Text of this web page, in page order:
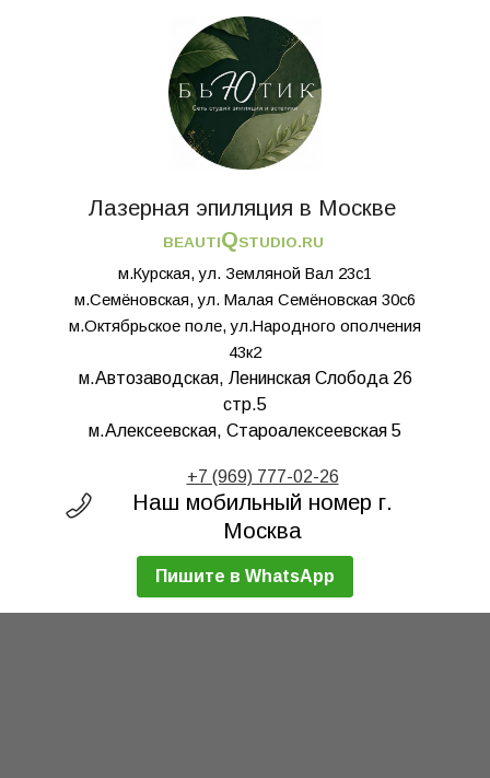
Лазерная эпиляция в Москве
BEAUTIQSTUDIO.RU
м.Курская, ул. Земляной Вал 23с1
м.Семёновская, ул. Малая Семёновская 30с6
м.Октябрьское поле, ул.Народного ополчения
43к2
м.Автозаводская, Ленинская Слобода 26
стр.5
м.Алексеевская, Староалексеевская 5
+7 (969) 777-02-26
Наш мобильный номер г.
Москва
Пишите в WhatsApp